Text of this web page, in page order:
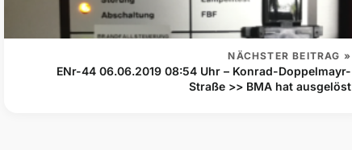
NÄCHSTER BEITRAG »
ENr-44 06.06.2019 08:54 Uhr – Konrad-Doppelmayr-
Straße >> BMA hat ausgelöst